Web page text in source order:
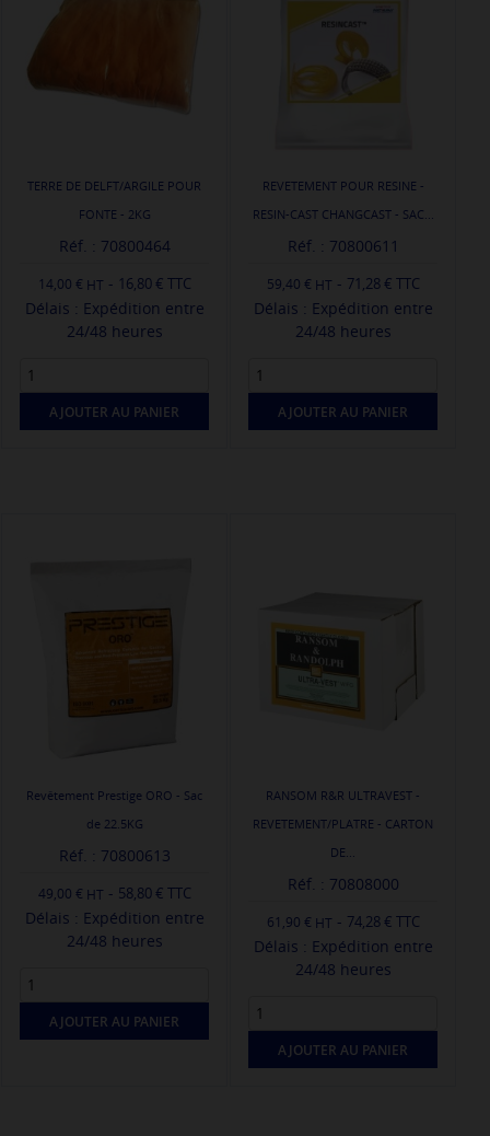
TERRE DE DELFT/ARGILE POUR
FONTE - 2KG
Réf. : 70800464
14,00 € - 16,80 € TTC
Délais : Expédition entre
24/48 heures
AJOUTER AU PANIER
REVETEMENT POUR RESINE -
RESIN-CAST CHANGCAST - SAC...
Réf. : 70800611
59,40 € - 71,28 € TTC
Délais : Expédition entre
24/48 heures
AJOUTER AU PANIER
Revêtement Prestige ORO - Sac
de 22.5KG
Réf. : 70800613
49,00 € - 58,80 € TTC
Délais : Expédition entre
24/48 heures
AJOUTER AU PANIER
RANSOM R&R ULTRAVEST -
REVETEMENT/PLATRE - CARTON
DE...
Réf. : 70808000
61,90 € - 74,28 € TTC
Délais : Expédition entre
24/48 heures
AJOUTER AU PANIER